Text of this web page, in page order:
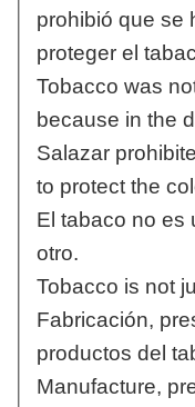
prohibió que se
proteger el
Tobacco was
because in the
Salazar
to protect the
El tabaco no es
otro.
Tobacco is not
Fabricación,
productos del
Manufacture,